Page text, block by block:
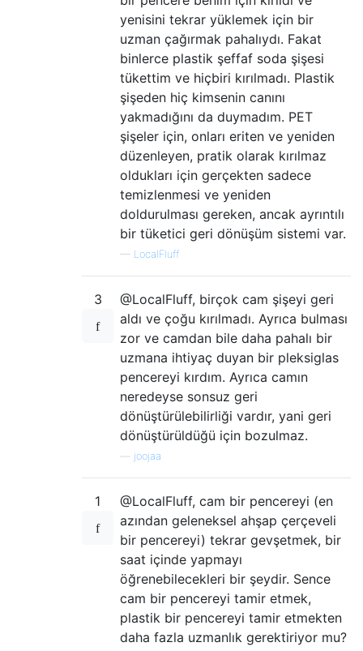
yenisini tekrar yüklemek için bir
uzman çağırmak pahalıydı. Fakat
binlerce plastik şeffaf soda şişesi
tükettim ve hiçbiri kırılmadı. Plastik
şişeden hiç kimsenin canını
yakmadığını da duymadım. PET
şişeler için, onları eriten ve yeniden
düzenleyen, pratik olarak kırılmaz
oldukları için gerçekten sadece
temizlenmesi ve yeniden
doldurulması gereken, ancak ayrıntılı
bir tüketici geri dönüşüm sistemi var.
— LocalFluff
3
@LocalFluff, birçok cam şişeyi geri
aldı ve çoğu kırılmadı. Ayrıca bulması
zor ve camdan bile daha pahalı bir
uzmana ihtiyaç duyan bir pleksiglas
pencereyi kırdım. Ayrıca camın
neredeyse sonsuz geri
dönüştürülebilirliği vardır, yani geri
dönüştürüldüğü için bozulmaz.
joojaa
1
@LocalFluff, cam bir pencereyi (en
azından geleneksel ahşap çerçeveli
bir pencereyi) tekrar gevşetmek, bir
saat içinde yapmayı
öğrenebilecekleri bir şeydir. Sence
cam bir pencereyi tamir etmek,
plastik bir pencereyi tamir etmekten
daha fazla uzmanlık gerektiriyor mu?